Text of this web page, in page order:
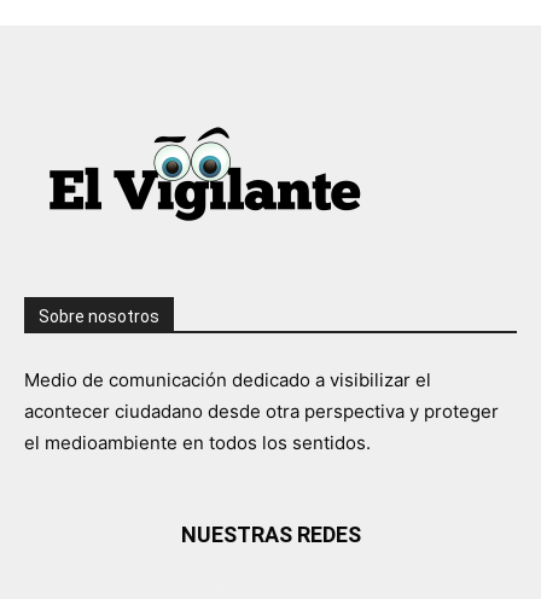
Sobre nosotros
Medio de comunicación dedicado a visibilizar el
acontecer ciudadano desde otra perspectiva y proteger
el medioambiente en todos los sentidos.
NUESTRAS REDES